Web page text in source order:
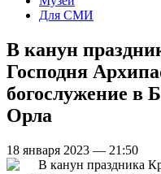
Для СМИ
В канун
Господня
богослужение в
Орла
18 января 2023 — 21:50